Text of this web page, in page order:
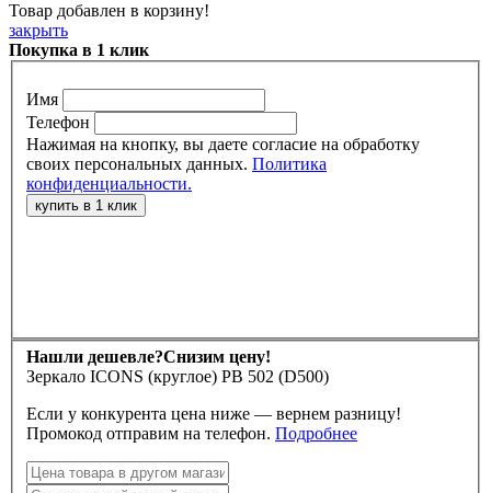
Товар добавлен в корзину!
закрыть
Покупка в 1 клик
Имя
Телефон
Нажимая на кнопку, вы даете согласие на обработку
своих персональных данных. Политика
конфиденциальности.
Нашли дешевле?Снизим цену!
Зеркало ICONS (круглое) РВ 502 (D500)
Если у конкурента цена ниже — вернем разницу!
Промокод отправим на телефон. Подробнее